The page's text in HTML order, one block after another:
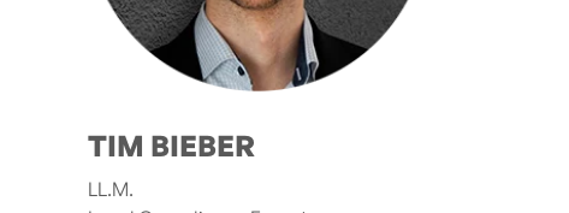
TIM BIEBER
LL.M.